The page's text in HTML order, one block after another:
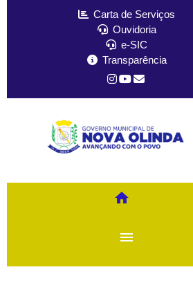
Carta de Serviços
Ouvidoria
e-SIC
Transparência
menu
home